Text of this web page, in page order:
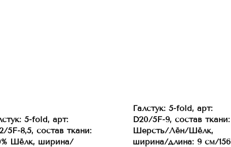
В
корзину
5-fold, арт:
5F-8,5, состав ткани:
Шёлк, ширина/
В
корзину
Галстук: 5-fold, арт:
D20/5F-9, состав ткани:
Шерсть/Лён/Шёлк,
ширина/длина: 9 см/156